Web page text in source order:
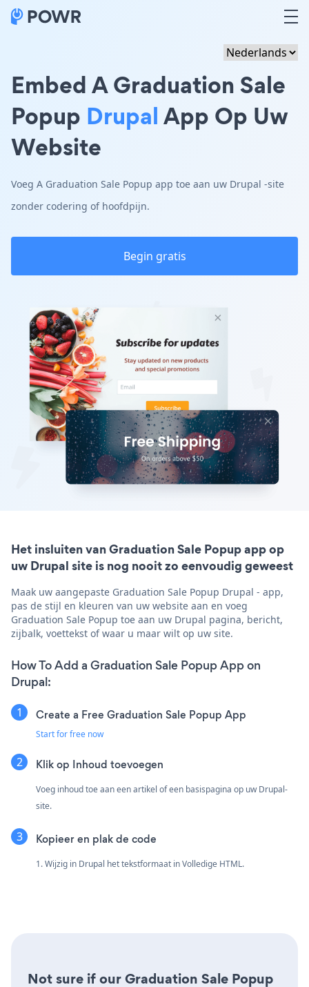
Embed A Graduation Sale
Popup DrupalApp Op Uw
Website
Voeg A Graduation Sale Popup app toe aan uw Drupal -site
zonder codering of hoofdpijn.
Begin gratis
Het insluiten van Graduation Sale Popup app op
uw Drupal site is nog nooit zo eenvoudig geweest
Maak uw aangepaste Graduation Sale Popup Drupal - app,
pas de stijl en kleuren van uw website aan en voeg
Graduation Sale Popup toe aan uw Drupal pagina, bericht,
zijbalk, voettekst of waar u maar wilt op uw site.
How To Add a Graduation Sale Popup App on
Drupal:
Create a Free Graduation Sale Popup App
Start for free now
Klik op Inhoud toevoegen
Voeg inhoud toe aan een artikel of een basispagina op uw Drupal-
site.
Kopieer en plak de code
1. Wijzig in Drupal het tekstformaat in Volledige HTML.
Not sure if our Graduation Sale Popup